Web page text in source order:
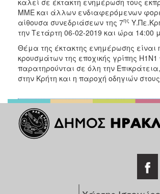
2012
2011
ΠΟΛΙΤΙΣΜΟΣ
ΑΝΘΕΚΤΙΚΗ
ΜΜΕ και άλλων ενδιαφερόμενων
αίθουσα συνεδριάσεων της 7ης
την Τετάρτη 06-02-2019 και ώρα 14:00
Θέμα της έκτακτης ενημέρωσης είναι
κρουσμάτων της εποχικής γρίπης Η1Ν1
παρατηρούνται σε όλη την
στην Κρήτη και η παροχή οδηγιών